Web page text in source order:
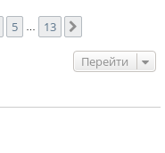
5 13
Перейти